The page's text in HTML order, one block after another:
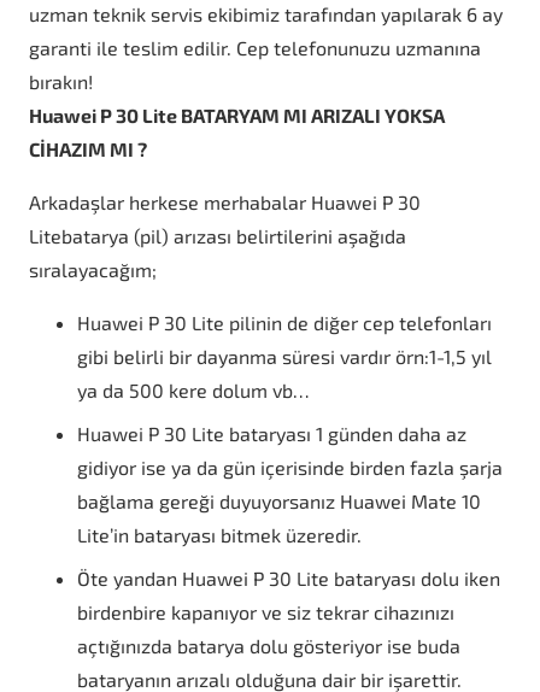
uzman teknik servis ekibimiz tarafından yapılarak 6 ay
garanti ile teslim edilir. Cep telefonunuzu uzmanına
bırakın!
Huawei P 30 Lite BATARYAM MI ARIZALI YOKSA
CİHAZIM MI ?
Arkadaşlar herkese merhabalar Huawei P 30
Litebatarya (pil) arızası belirtilerini aşağıda
sıralayacağım;
Huawei P 30 Lite pilinin de diğer cep telefonları
gibi belirli bir dayanma süresi vardır örn:1-1,5 yıl
ya da 500 kere dolum vb…
Huawei P 30 Lite bataryası 1 günden daha az
gidiyor ise ya da gün içerisinde birden fazla şarja
bağlama gereği duyuyorsanız Huawei Mate 10
Lite’in bataryası bitmek üzeredir.
Öte yandan Huawei P 30 Lite bataryası dolu iken
birdenbire kapanıyor ve siz tekrar cihazınızı
açtığınızda batarya dolu gösteriyor ise buda
bataryanın arızalı olduğuna dair bir işarettir.